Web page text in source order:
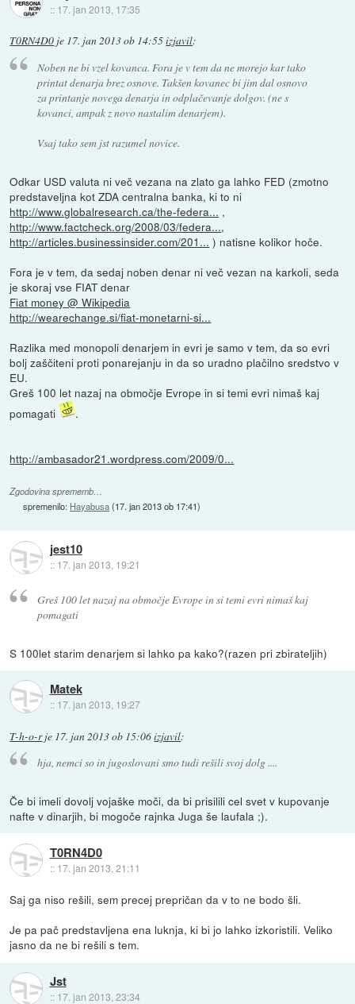
:: 17. jan 2013, 17:35
T0RN4D0 je 17. jan 2013 ob 14:55izjavil:
Noben ne bi vzel kovanca. Fora je v tem da ne morejo kar tako
printat denarja brez osnove. Takšen kovanec bi jim dal osnovo
za printanje novega denarja in odplačevanje dolgov. (ne s
kovanci, ampak z novo nastalim denarjem).
Vsaj tako sem jst razumel novice.
Odkar USD valuta ni več vezana na zlato ga lahko FED (zmotno
predstaveljna kot ZDA centralna banka, ki to ni
http://www.globalresearch.ca/the-federa... ,
http://www.factcheck.org/2008/03/federa...,
http://articles.businessinsider.com/201... ) natisne kolikor hoče.
Fora je v tem, da sedaj noben denar ni več vezan na karkoli, seda
je skoraj vse FIAT denar
Fiat money @ Wikipedia
http://wearechange.si/fiat-monetarni-si...
Razlika med monopoli denarjem in evri je samo v tem, da so evri
bolj zaščiteni proti ponarejanju in da so uradno plačilno sredstvo v
EU.
Greš 100 let nazaj na območje Evrope in si temi evri nimaš kaj
pomagati
.
http://ambasador21.wordpress.com/2009/0...
Zgodovina sprememb…
spremenilo: Hayabusa(17. jan 2013 ob 17:41)
jest10
:: 17. jan 2013, 19:21
Greš 100 let nazaj na območje Evrope in si temi evri nimaš kaj
pomagati
S 100let starim denarjem si lahko pa kako?(razen pri zbirateljih)
Matek
:: 17. jan 2013, 19:27
T-h-o-rje 17. jan 2013 ob 15:06izjavil:
hja, nemci so in jugoslovani smo tudi rešili svoj dolg ....
Če bi imeli dovolj vojaške moči, da bi prisilili cel svet v kupovanje
nafte v dinarjih, bi mogoče rajnka Juga še laufala ;).
T0RN4D0
:: 17. jan 2013, 21:11
Saj ga niso rešili, sem precej prepričan da v to ne bodo šli.
Je pa pač predstavljena ena luknja, ki bi jo lahko izkoristili. Veliko
jasno da ne bi rešili s tem.
Jst
:: 17. jan 2013, 23:34